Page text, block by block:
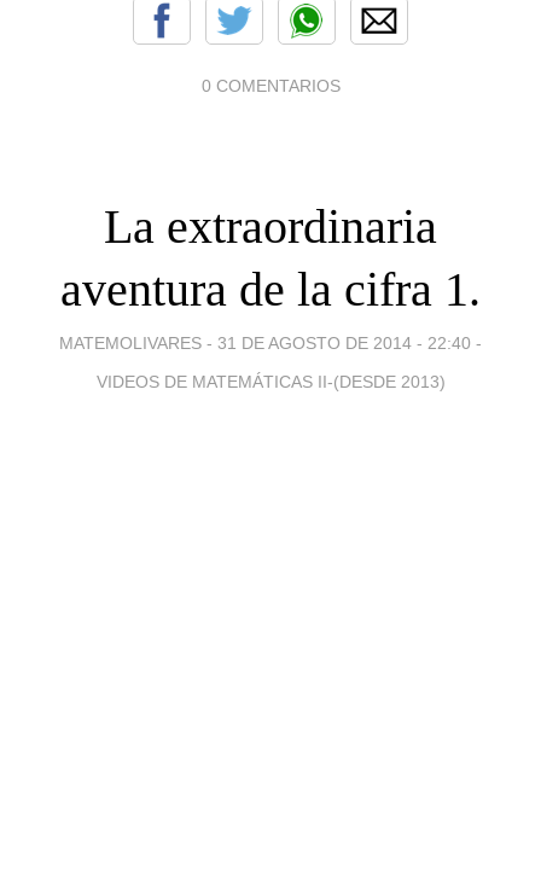
0 COMENTARIOS
La extraordinaria
aventura de la cifra 1.
MATEMOLIVARES - 31 DE AGOSTO DE 2014 - 22:40 -
VIDEOS DE MATEMÁTICAS II-(DESDE 2013)